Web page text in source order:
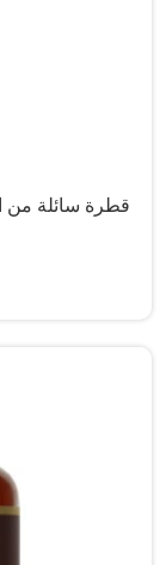
قطرة سائلة من